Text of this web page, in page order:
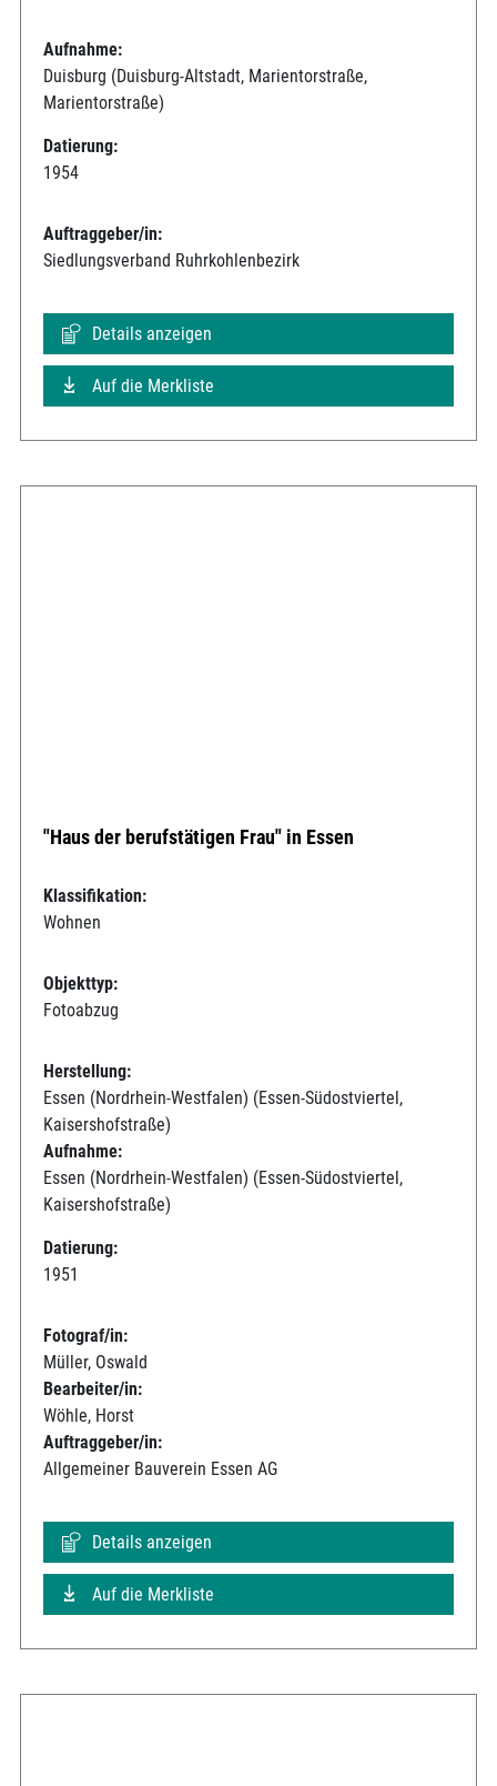
Aufnahme:
Duisburg (Duisburg-Altstadt, Marientorstraße,
Marientorstraße)
Datierung:
1954
Auftraggeber/in:
Siedlungsverband Ruhrkohlenbezirk
Details anzeigen
Auf die Merkliste
"Haus der berufstätigen Frau" in Essen
Klassifikation:
Wohnen
Objekttyp:
Fotoabzug
Herstellung:
Essen (Nordrhein-Westfalen) (Essen-Südostviertel,
Kaisershofstraße)
Aufnahme:
Essen (Nordrhein-Westfalen) (Essen-Südostviertel,
Kaisershofstraße)
Datierung:
1951
Fotograf/in:
Müller, Oswald
Bearbeiter/in:
Wöhle, Horst
Auftraggeber/in:
Allgemeiner Bauverein Essen AG
Details anzeigen
Auf die Merkliste